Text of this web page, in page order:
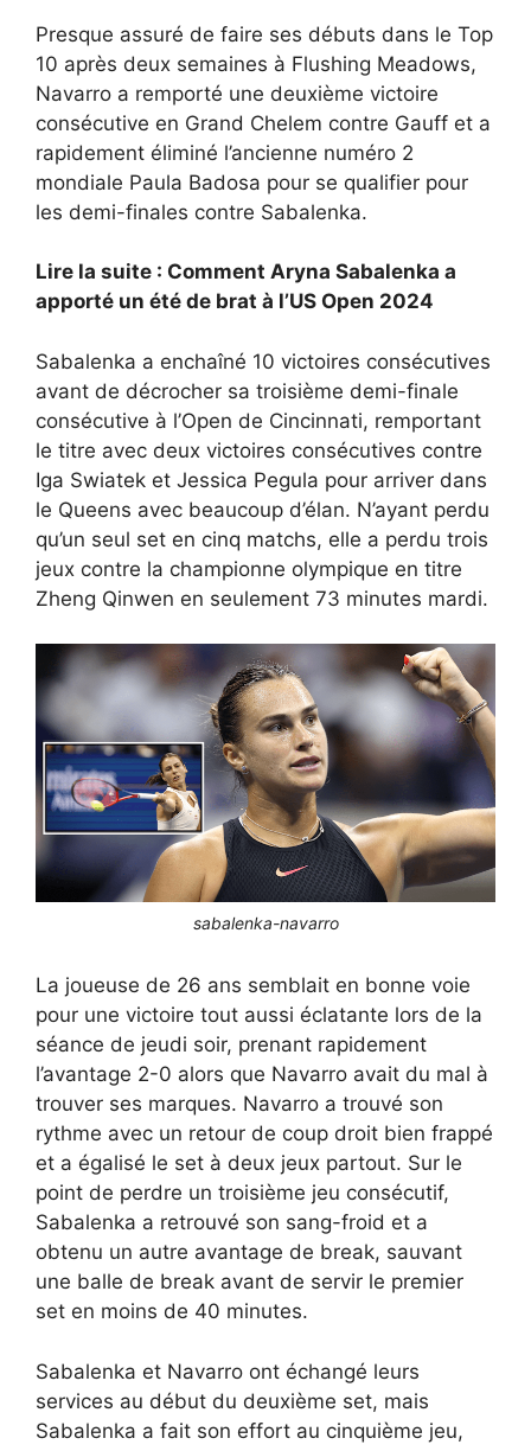
Presque assuré de faire ses débuts dans le Top
10 après deux semaines à Flushing Meadows,
Navarro a remporté une deuxième victoire
consécutive en Grand Chelem contre Gauff et a
rapidement éliminé l’ancienne numéro 2
mondiale Paula Badosa pour se qualifier pour
les demi-finales contre Sabalenka.
Lire la suite : Comment Aryna Sabalenka a
apporté un été de brat à l’US Open 2024
Sabalenka a enchaîné 10 victoires consécutives
avant de décrocher sa troisième demi-finale
consécutive à l’Open de Cincinnati, remportant
le titre avec deux victoires consécutives contre
Iga Swiatek et Jessica Pegula pour arriver dans
le Queens avec beaucoup d’élan. N’ayant perdu
qu’un seul set en cinq matchs, elle a perdu trois
jeux contre la championne olympique en titre
Zheng Qinwen en seulement 73 minutes mardi.
sabalenka-navarro
La joueuse de 26 ans semblait en bonne voie
pour une victoire tout aussi éclatante lors de la
séance de jeudi soir, prenant rapidement
l’avantage 2-0 alors que Navarro avait du mal à
trouver ses marques. Navarro a trouvé son
rythme avec un retour de coup droit bien frappé
et a égalisé le set à deux jeux partout. Sur le
point de perdre un troisième jeu consécutif,
Sabalenka a retrouvé son sang-froid et a
obtenu un autre avantage de break, sauvant
une balle de break avant de servir le premier
set en moins de 40 minutes.
Sabalenka et Navarro ont échangé leurs
services au début du deuxième set, mais
Sabalenka a fait son effort au cinquième jeu,